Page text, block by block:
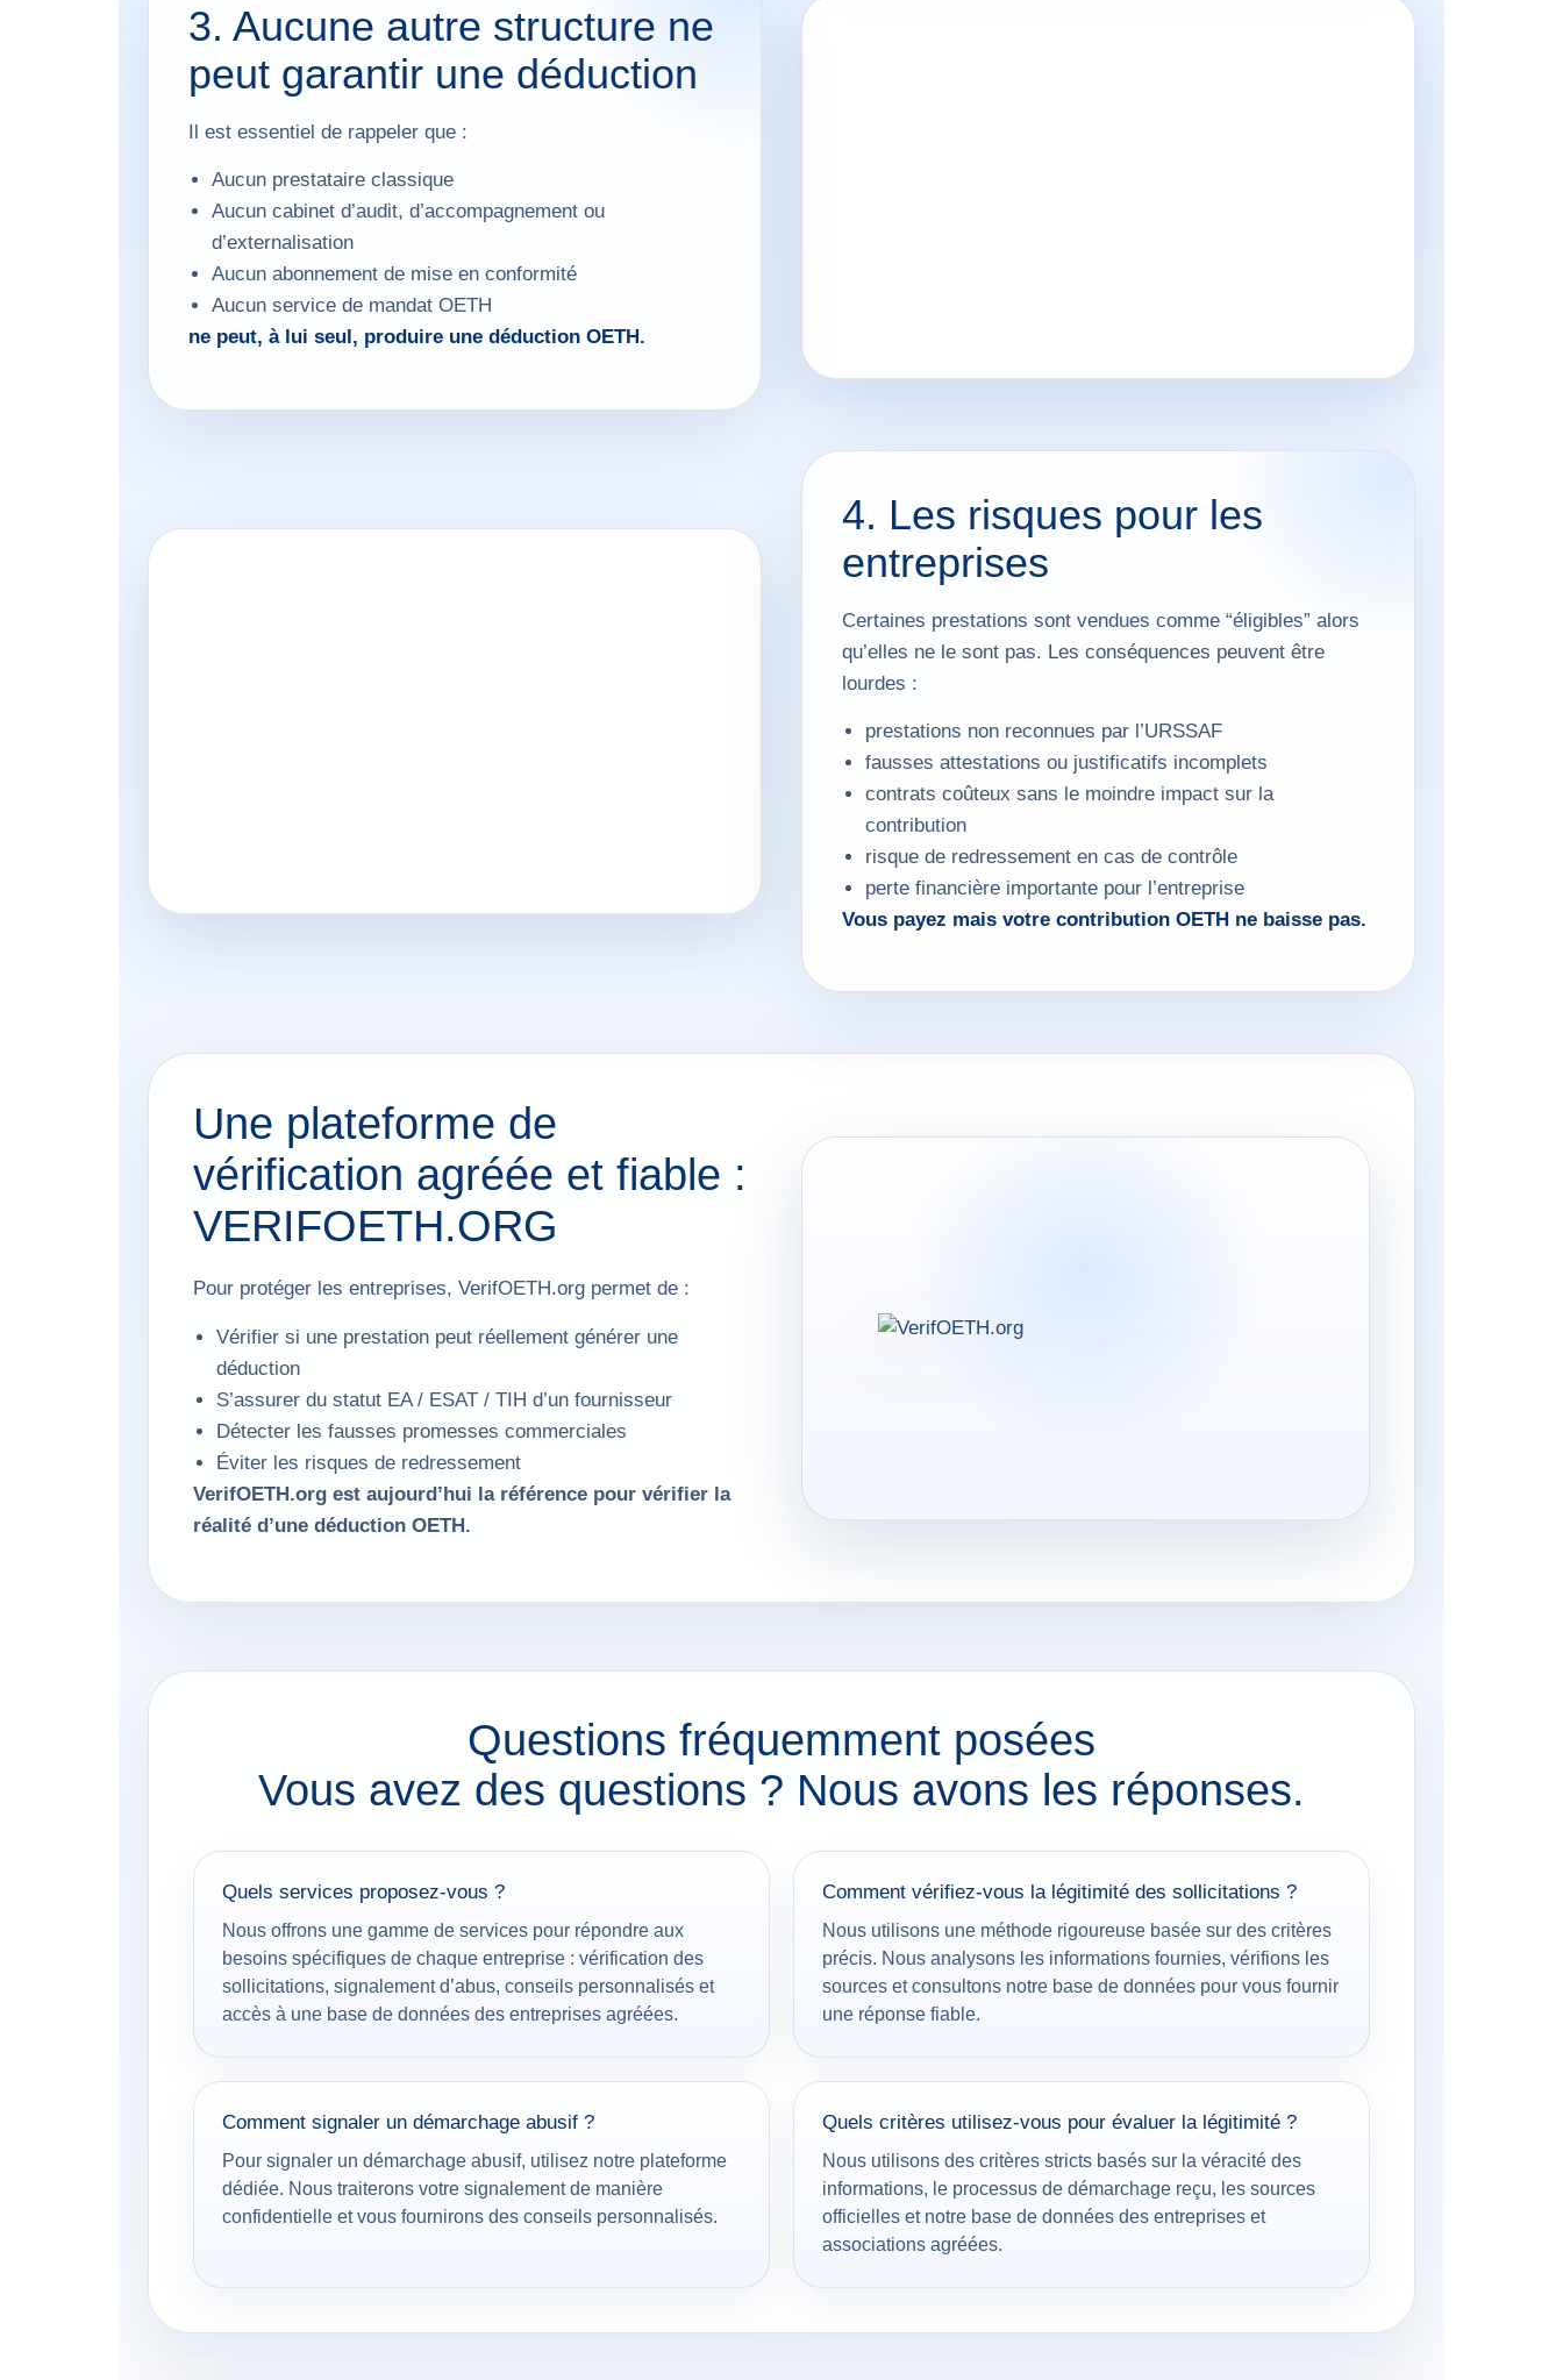
3. Aucune autre structure ne
peut garantir une déduction
Il est essentiel de rappeler que :
Aucun prestataire classique
Aucun cabinet d’audit, d’accompagnement ou
d’externalisation
Aucun abonnement de mise en conformité
Aucun service de mandat OETH
ne peut, à lui seul, produire une déduction OETH.
4. Les risques pour les
entreprises
Certaines prestations sont vendues comme “éligibles” alors
qu’elles ne le sont pas. Les conséquences peuvent être
lourdes :
prestations non reconnues par l’URSSAF
fausses attestations ou justificatifs incomplets
contrats coûteux sans le moindre impact sur la
contribution
risque de redressement en cas de contrôle
perte financière importante pour l’entreprise
Vous payez mais votre contribution OETH ne baisse pas.
Une plateforme de
vérification agréée et fiable :
VERIFOETH.ORG
Pour protéger les entreprises, VerifOETH.org permet de :
Vérifier si une prestation peut réellement générer une
déduction
S’assurer du statut EA / ESAT / TIH d’un fournisseur
Détecter les fausses promesses commerciales
Éviter les risques de redressement
VerifOETH.org est aujourd’hui la référence pour vérifier la
réalité d’une déduction OETH.
Questions fréquemment posées
Vous avez des questions ? Nous avons les réponses.
Quels services proposez-vous ?
Nous offrons une gamme de services pour répondre aux
besoins spécifiques de chaque entreprise : vérification des
sollicitations, signalement d’abus, conseils personnalisés et
accès à une base de données des entreprises agréées.
Comment vérifiez-vous la légitimité des sollicitations ?
Nous utilisons une méthode rigoureuse basée sur des critères
précis. Nous analysons les informations fournies, vérifions les
sources et consultons notre base de données pour vous fournir
une réponse fiable.
Comment signaler un démarchage abusif ?
Pour signaler un démarchage abusif, utilisez notre plateforme
dédiée. Nous traiterons votre signalement de manière
confidentielle et vous fournirons des conseils personnalisés.
Quels critères utilisez-vous pour évaluer la légitimité ?
Nous utilisons des critères stricts basés sur la véracité des
informations, le processus de démarchage reçu, les sources
officielles et notre base de données des entreprises et
associations agréées.